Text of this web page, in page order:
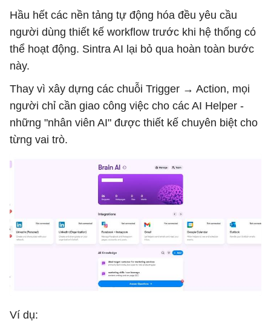
Hầu hết các nền tảng tự động hóa đều yêu cầu
người dùng thiết kế workflow trước khi hệ thống có
thể hoạt động. Sintra AI lại bỏ qua hoàn toàn bước
này.
Thay vì xây dựng các chuỗi Trigger → Action, mọi
người chỉ cần giao công việc cho các AI Helper -
những "nhân viên AI" được thiết kế chuyên biệt cho
từng vai trò.
Ví dụ: